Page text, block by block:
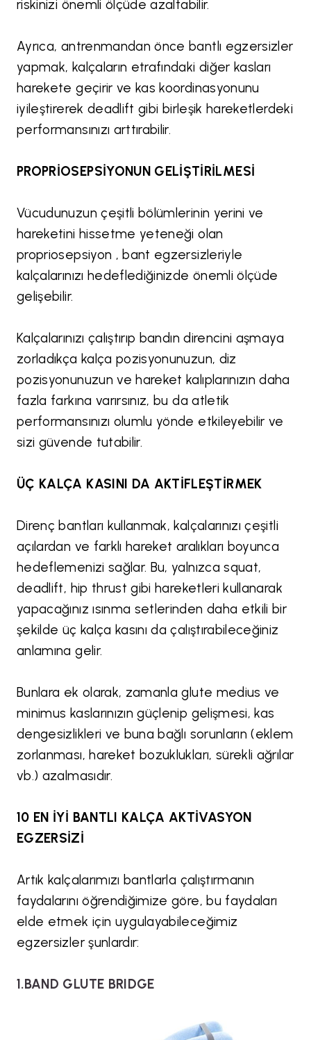
riskinizi önemli ölçüde azaltabilir.
Ayrıca, antrenmandan önce bantlı egzersizler
yapmak, kalçaların etrafındaki diğer kasları
harekete geçirir ve kas koordinasyonunu
iyileştirerek deadlift gibi birleşik hareketlerdeki
performansınızı arttırabilir.
PROPRİOSEPSİYONUN GELİŞTİRİLMESİ
Vücudunuzun çeşitli bölümlerinin yerini ve
hareketini hissetme yeteneği olan
propriosepsiyon , bant egzersizleriyle
kalçalarınızı hedeflediğinizde önemli ölçüde
gelişebilir.
Kalçalarınızı çalıştırıp bandın direncini aşmaya
zorladıkça kalça pozisyonunuzun, diz
pozisyonunuzun ve hareket kalıplarınızın daha
fazla farkına varırsınız, bu da atletik
performansınızı olumlu yönde etkileyebilir ve
sizi güvende tutabilir.
ÜÇ KALÇA KASINI DA AKTİFLEŞTİRMEK
Direnç bantları kullanmak, kalçalarınızı çeşitli
açılardan ve farklı hareket aralıkları boyunca
hedeflemenizi sağlar. Bu, yalnızca squat,
deadlift, hip thrust gibi hareketleri kullanarak
yapacağınız ısınma setlerinden daha etkili bir
şekilde üç kalça kasını da çalıştırabileceğiniz
anlamına gelir.
Bunlara ek olarak, zamanla glute medius ve
minimus kaslarınızın güçlenip gelişmesi, kas
dengesizlikleri ve buna bağlı sorunların (eklem
zorlanması, hareket bozuklukları, sürekli ağrılar
vb.) azalmasıdır.
10 EN İYİ BANTLI KALÇA AKTİVASYON
EGZERSİZİ
Artık kalçalarımızı bantlarla çalıştırmanın
faydalarını öğrendiğimize göre, bu faydaları
elde etmek için uygulayabileceğimiz
egzersizler şunlardır:
1.BAND GLUTE BRIDGE